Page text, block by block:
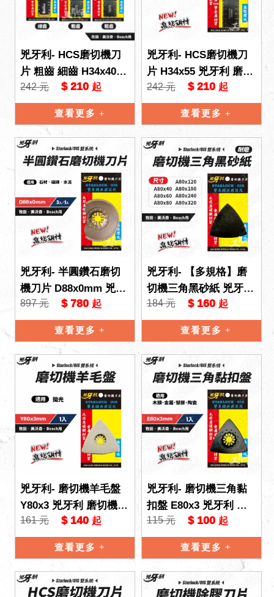
兇牙利- HCS磨切機刀
片 粗齒 細齒 H34x40
磨切機 Starlock/OIS 雙
系統 刀片
242 元 $ 210 起
查看更多
兇牙利- HCS磨切機刀
片 H34x55 兇牙利 磨切
機 Starlock/OIS 雙系統
木片 P
242 元 $ 210 起
查看更多
兇牙利- 半圓鑽石磨切
機刀片 D88x0mm 兇牙
利 磨切機 Starlock/OIS
雙系統 石材
897 元 $ 780 起
查看更多
兇牙利- 【多規格】磨
切機三角黑砂紙 兇牙利
磨切機 Starlock/OIS 雙
系統 磨切機
184 元 $ 160 起
查看更多
兇牙利- 磨切機羊毛盤
Y80x3 兇牙利 磨切機 S
tarlock/OIS 雙系統 拋
光 磨盤
161 元 $ 140 起
查看更多
兇牙利- 磨切機三角黏
扣盤 E80x3 兇牙利 磨
切機 Starlock/OIS 雙系
統 木頭 金屬
115 元 $ 100 起
查看更多